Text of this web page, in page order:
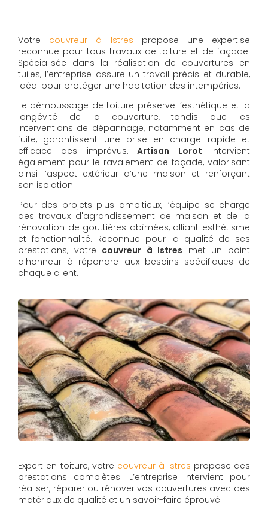
Votre couvreur à Istres propose une expertise
reconnue pour tous travaux de toiture et de façade.
Spécialisée dans la réalisation de couvertures en
tuiles, l’entreprise assure un travail précis et durable,
idéal pour protéger une habitation des intempéries.
Le démoussage de toiture préserve l’esthétique et la
longévité de la couverture, tandis que les
interventions de dépannage, notamment en cas de
fuite, garantissent une prise en charge rapide et
efficace des imprévus. Artisan Lorot intervient
également pour le ravalement de façade, valorisant
ainsi l’aspect extérieur d’une maison et renforçant
son isolation.
Pour des projets plus ambitieux, l’équipe se charge
des travaux d'agrandissement de maison et de la
rénovation de gouttières abîmées, alliant esthétisme
et fonctionnalité. Reconnue pour la qualité de ses
prestations, votre couvreur à Istres met un point
d'honneur à répondre aux besoins spécifiques de
chaque client.
Expert en toiture, votre couvreur à Istres propose des
prestations complètes. L’entreprise intervient pour
réaliser, réparer ou rénover vos couvertures avec des
matériaux de qualité et un savoir-faire éprouvé.